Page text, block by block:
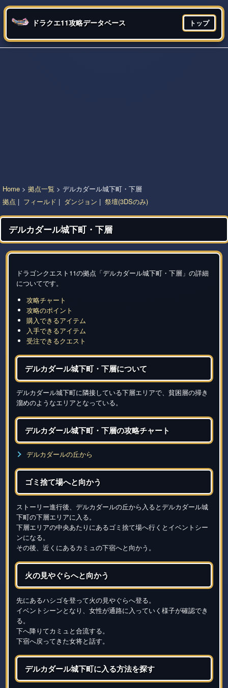
トップ
ドラクエ11攻略データベース
Home > 拠点一覧 > デルカダール城下町・下層
拠点 | フィールド | ダンジョン | 祭壇(3DSのみ)
デルカダール城下町・下層
ドラゴンクエスト11の拠点「デルカダール城下町・下層」の詳細
についてです。
攻略チャート
攻略のポイント
購入できるアイテム
入手できるアイテム
受注できるクエスト
デルカダール城下町・下層について
デルカダール城下町に隣接している下層エリアで、貧困層の掃き
溜めのようなエリアとなっている。
デルカダール城下町・下層の攻略チャート
デルカダールの丘から
ゴミ捨て場へと向かう
ストーリー進行後、デルカダールの丘から入るとデルカダール城
下町の下層エリアに入る。
下層エリアの中央あたりにあるゴミ捨て場へ行くとイベントシー
ンになる。
その後、近くにあるカミュの下宿へと向かう。
火の見やぐらへと向かう
先にあるハシゴを登って火の見やぐらへ登る。
イベントシーンとなり、女性が通路に入っていく様子が確認でき
る。
下へ降りてカミュと合流する。
下宿へ戻ってきた女将と話す。
デルカダール城下町に入る方法を探す